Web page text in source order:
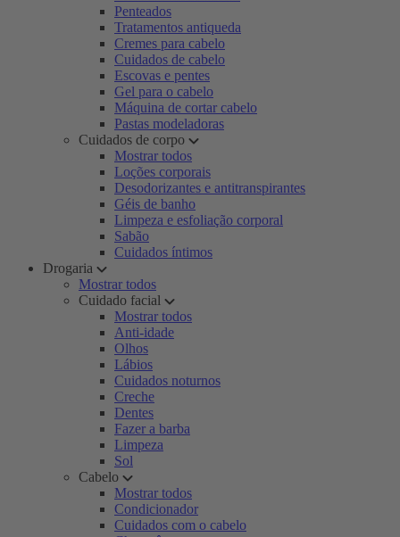
Penteados
Tratamentos antiqueda
Cremes para cabelo
Cuidados de cabelo
Escovas e pentes
Gel para o cabelo
Máquina de cortar cabelo
Pastas modeladoras
Cuidados de corpo
Mostrar todos
Loções corporais
Desodorizantes e antitranspirantes
Géis de banho
Limpeza e esfoliação corporal
Sabão
Cuidados íntimos
Drogaria
Mostrar todos
Cuidado facial
Mostrar todos
Anti-idade
Olhos
Lábios
Cuidados noturnos
Creche
Dentes
Fazer a barba
Limpeza
Sol
Cabelo
Mostrar todos
Condicionador
Cuidados com o cabelo